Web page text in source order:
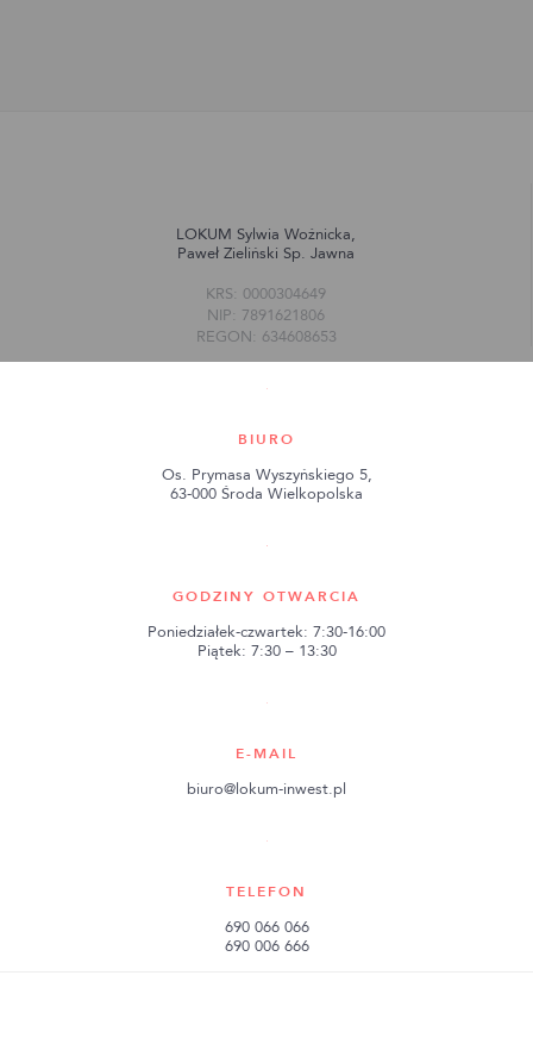
LOKUM Sylwia Woźnicka,
Paweł Zieliński Sp. Jawna
KRS: 0000304649
NIP: 7891621806
REGON: 634608653
BIURO
Os. Prymasa Wyszyńskiego 5,
63-000 Środa Wielkopolska
GODZINY OTWARCIA
Poniedziałek-czwartek: 7:30-16:00
Piątek: 7:30 – 13:30
E-MAIL
biuro@lokum-inwest.pl
TELEFON
690 066 066
690 006 666